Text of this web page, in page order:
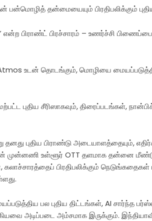
தன்மையையும் பிரதிபலிக்கும்
பிராண்ட் பிரச்சாரம் – உணர்ச்சி
உடன் தொடங்கும், மொழியை
புதிய சீரிஸாகவும், திரைப்படங்கள்,
புதிய பிராண்டு அடையாளத்தையும்,
முன்னணி உள்ளூர் OTT தளமாக தன்னை
கலாச்சாரத்தைப் பிரதிபலிக்கும்
பல புதிய திட்டங்கள், AI சார்ந்த
அடிப்படை அம்சமாக இருக்கும்.